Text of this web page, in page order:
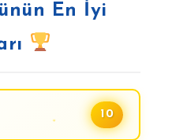
En İyi
10